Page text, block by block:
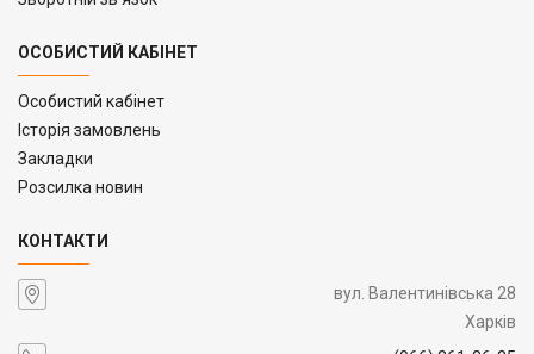
ОСОБИСТИЙ КАБІНЕТ
Особистий кабінет
Історія замовлень
Закладки
Розсилка новин
КОНТАКТИ
вул. Валентинівська 28
Харків